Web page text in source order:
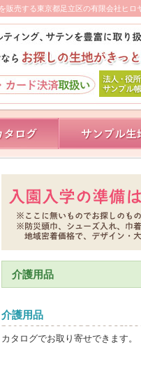
販売する東京都足立区の有限会社ヒ
介護用品
介護用品
カタログでお取り寄せできます。